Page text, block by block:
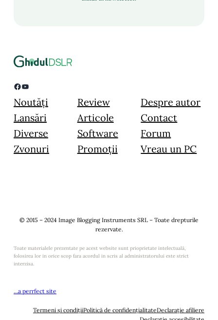
Facebook YouTube
Noutăți
Lansări
Diverse
Zvonuri
Review
Articole
Software
Promoții
Despre autor
Contact
Forum
Vreau un PC
© 2015 – 2024 Image Blogging Instruments SRL – Toate drepturile
rezervate.
Toate materialele prezentate pe acest website sunt prioprietate intelectuală,
folosirea lor in orice scop fara acordul in scris al administratorului este strict
interzisa.
…a perrfect site
Termeni și condițiiPolitică de confidențialitateDeclarație afiliere